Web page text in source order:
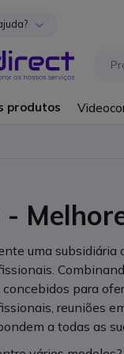
produtos
-
uma
para
reuniões
a todas as